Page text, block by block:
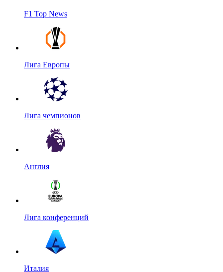
F1 Top News
Лига Европы
Лига чемпионов
Англия
Лига конференций
Италия